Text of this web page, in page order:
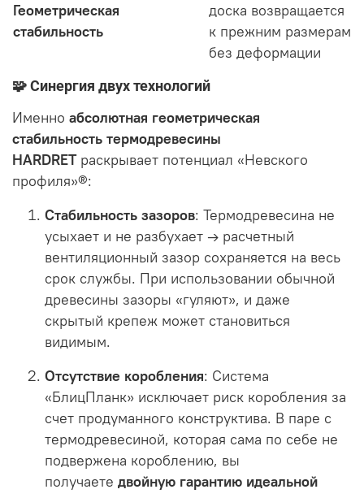
Геометрическая
стабильность
доска возвращается
к прежним размерам
без деформации
🧩 Синергия двух технологий
Именно абсолютная геометрическая
стабильность термодревесины
HARDRET раскрывает потенциал «Невского
профиля»®:
Стабильность зазоров: Термодревесина не
усыхает и не разбухает → расчетный
вентиляционный зазор сохраняется на весь
срок службы. При использовании обычной
древесины зазоры «гуляют», и даже
скрытый крепеж может становиться
видимым.
Отсутствие коробления: Система
«БлицПланк» исключает риск коробления за
счет продуманного конструктива. В паре с
термодревесиной, которая сама по себе не
подвержена короблению, вы
получаете двойную гарантию идеальной